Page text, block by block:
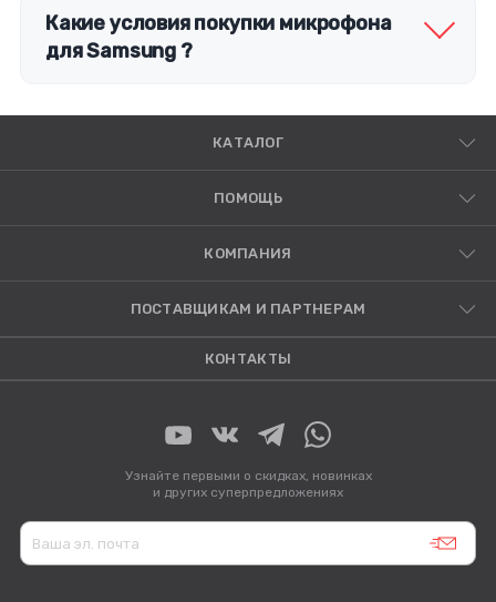
Какие условия покупки микрофона
для Samsung ?
КАТАЛОГ
ПОМОЩЬ
КОМПАНИЯ
ПОСТАВЩИКАМ И ПАРТНЕРАМ
КОНТАКТЫ
Узнайте первыми о скидках, новинках
и других суперпредложениях